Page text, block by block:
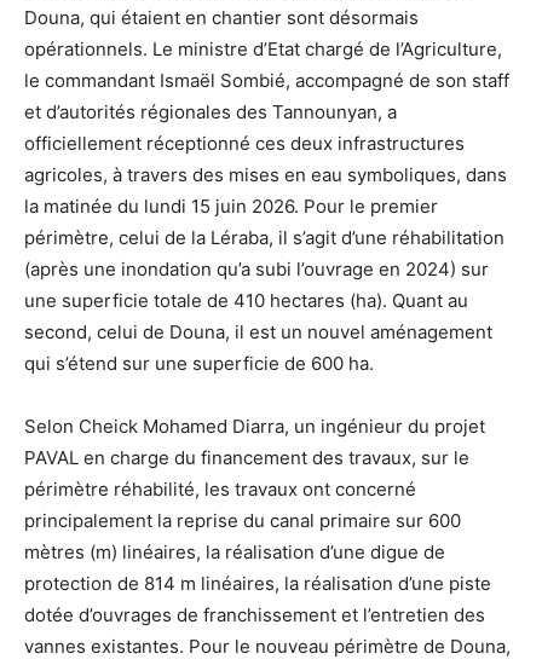
Douna, qui étaient en chantier sont désormais
opérationnels. Le ministre d’Etat chargé de l’Agriculture,
le commandant Ismaël Sombié, accompagné de son staff
et d’autorités régionales des Tannounyan, a
officiellement réceptionné ces deux infrastructures
agricoles, à travers des mises en eau symboliques, dans
la matinée du lundi 15 juin 2026. Pour le premier
périmètre, celui de la Léraba, il s’agit d’une réhabilitation
(après une inondation qu’a subi l’ouvrage en 2024) sur
une superficie totale de 410 hectares (ha). Quant au
second, celui de Douna, il est un nouvel aménagement
qui s’étend sur une superficie de 600 ha.
Selon Cheick Mohamed Diarra, un ingénieur du projet
PAVAL en charge du financement des travaux, sur le
périmètre réhabilité, les travaux ont concerné
principalement la reprise du canal primaire sur 600
mètres (m) linéaires, la réalisation d’une digue de
protection de 814 m linéaires, la réalisation d’une piste
dotée d’ouvrages de franchissement et l’entretien des
vannes existantes. Pour le nouveau périmètre de Douna,